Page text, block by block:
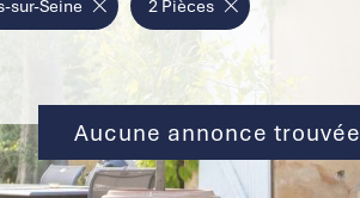
de l'immo pro
Aucune annonce trouvée
sur-Seine 2 Pièces